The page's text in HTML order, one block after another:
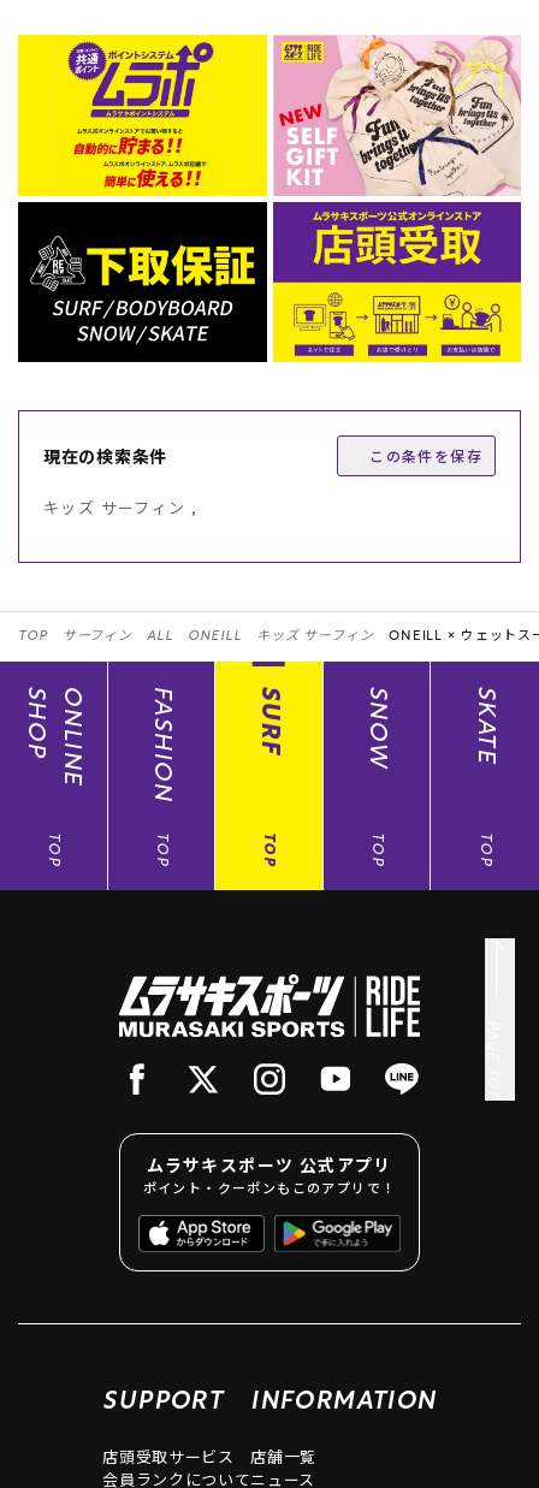
ムラサキスポーツ 公式アプリ
ポイント・クーポンもこのアプリで！
現在の検索条件 この条件を保存
キッズ サーフィン ,
TOP サーフィン ALL ONEILL キッズ サーフィン ONEILL × ウェットス
ONLINE
SHOP
TOP
FASHION
TOP
SURF
TOP
SNOW
TOP
SKATE
TOP
ムラサキスポーツ 公式アプリ
ポイント・クーポンもこのアプリで！
SUPPORT
店頭受取サービス
会員ランクについて
INFORMATION
店舗一覧
ニュース